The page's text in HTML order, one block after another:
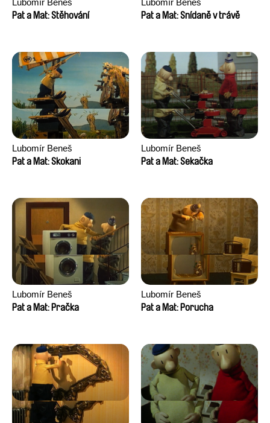
Lubomír Beneš
Pat a Mat: Stěhování
Lubomír Beneš
Pat a Mat: Snídaně v trávě
Lubomír Beneš
Pat a Mat: Skokani
Lubomír Beneš
Pat a Mat: Sekačka
Lubomír Beneš
Pat a Mat: Pračka
Lubomír Beneš
Pat a Mat: Porucha